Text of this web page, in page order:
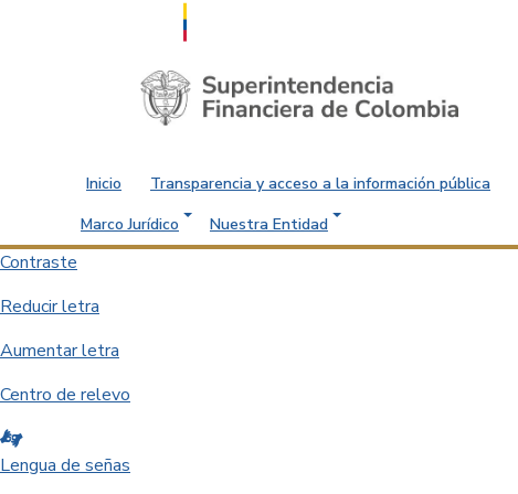
Saltar al contenido principal
Inicio Transparencia y acceso a la información pública
Marco Jurídico
Nuestra Entidad
Contraste
Reducir letra
Aumentar letra
Centro de relevo
Lengua de señas